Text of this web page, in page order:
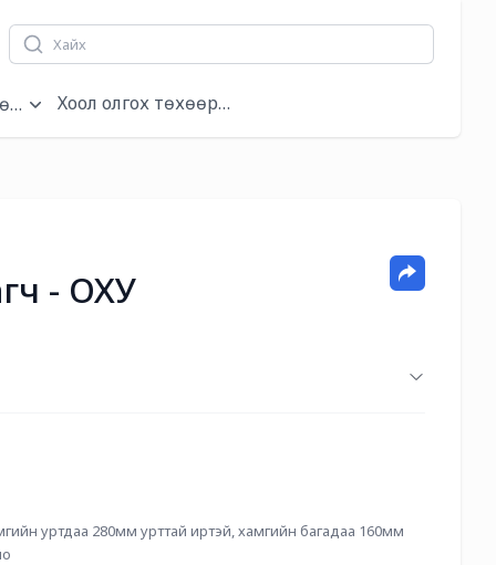
Хоол олгох төхөөрөмжүүд
- ОХУ
уртдаа 280мм урттай иртэй, хамгийн багадаа 160мм